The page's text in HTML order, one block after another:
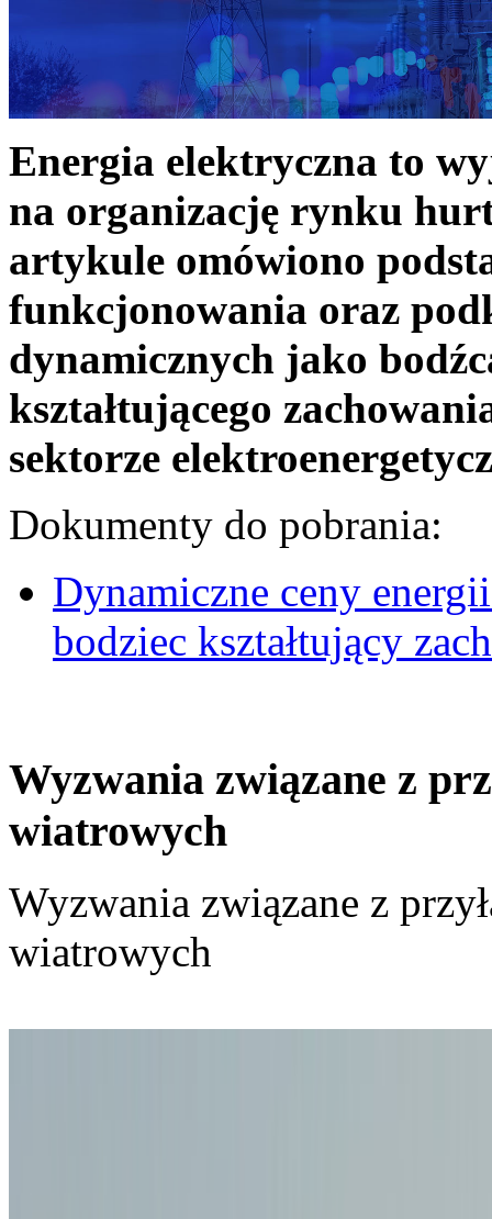
Energia elektryczna to
na organizację rynku
artykule omówiono
funkcjonowania oraz
dynamicznych jako
kształtującego
sektorze
Dokumenty do pobrania:
Dynamiczne ceny
bodziec kształtujący
Wyzwania związane z
wiatrowych
Wyzwania związane z
wiatrowych